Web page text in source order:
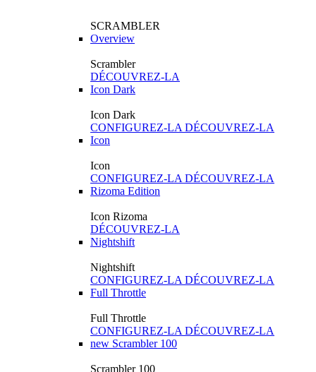
SCRAMBLER
Overview
Scrambler
DÉCOUVREZ-LA
Icon Dark
Icon Dark
CONFIGUREZ-LA DÉCOUVREZ-LA
Icon
Icon
CONFIGUREZ-LA DÉCOUVREZ-LA
Rizoma Edition
Icon Rizoma
DÉCOUVREZ-LA
Nightshift
Nightshift
CONFIGUREZ-LA DÉCOUVREZ-LA
Full Throttle
Full Throttle
CONFIGUREZ-LA DÉCOUVREZ-LA
new Scrambler 100
Scrambler 100